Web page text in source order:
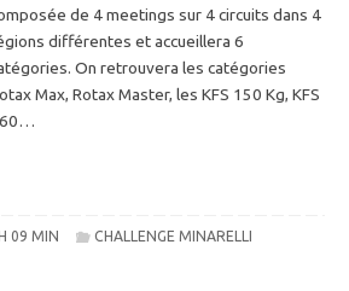
de 4 meetings sur 4 circuits dans 4
différentes et accueillera 6
On retrouvera les catégories
Max, Rotax Master, les KFS 150 Kg, KFS
09 MIN CHALLENGE MINARELLI